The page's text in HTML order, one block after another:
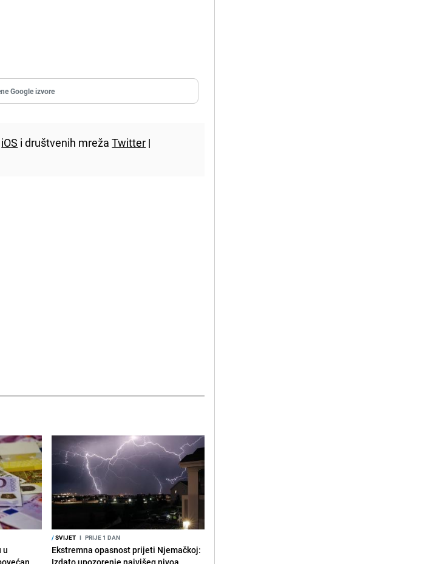
Google izvore
iOS i društvenih mrežaTwitter |
u
/SVIJET I PRIJE 1 DAN
Ekstremna opasnost prijeti Njemačkoj: